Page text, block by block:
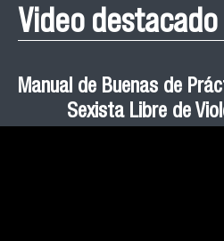
Video destacado
Manual de Buenas de
Sexista Libre de
Roberto Vera invita a la III
e Inteligencia
Jornadas puertas
Ceremonia de
Pública cohortes años
Esteban Aedo: “El uso de
tiene directa relación con